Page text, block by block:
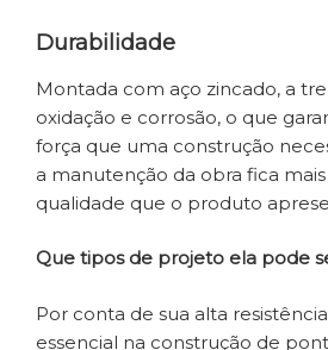
Durabilidade
Montada com aço zincado, a
oxidação e corrosão, o que
força que uma construção
a manutenção da obra fica mais
qualidade que o produto
Que tipos de projeto ela pode
Por conta de sua alta
essencial na construção de